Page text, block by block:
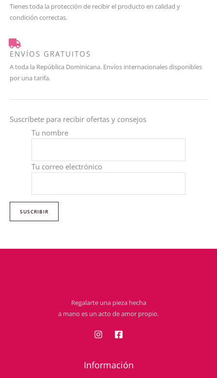
Tienes toda la protección de recibir el producto en calidad y
condición correctas.
ENVÍOS GRATUITOS
A toda la República Dominicana. Envíos internacionales disponibles
por una tarifa.
Suscríbete para recibir ofertas y consejos
Tu nombre
Tu correo electrónico
Regalarte una pieza hecha
a mano es un acto de amor propio.
Información